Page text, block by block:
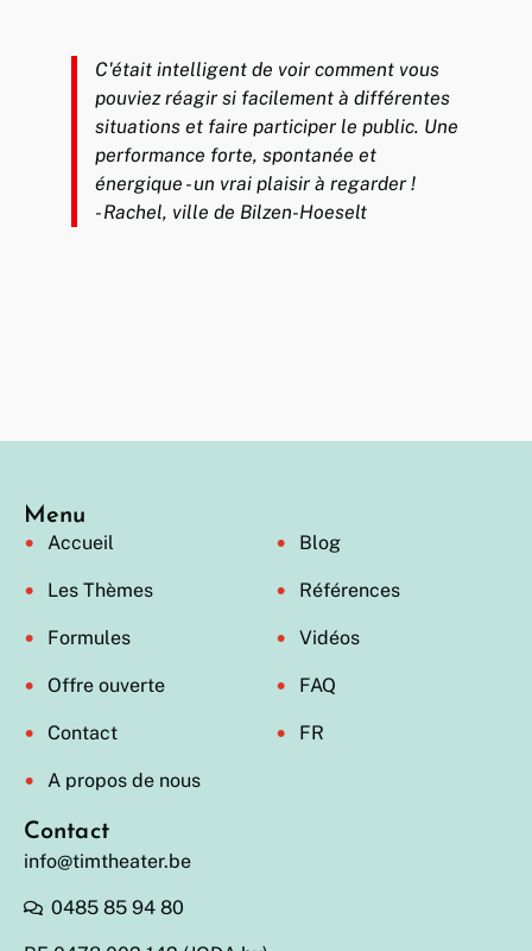
C'était intelligent de voir comment vous
pouviez réagir si facilement à différentes
situations et faire participer le public. Une
performance forte, spontanée et
énergique - un vrai plaisir à regarder !
- Rachel, ville de Bilzen-Hoeselt
Contact
info@timtheater.be
0485 85 94 80
Menu
Accueil
Les Thèmes
Formules
Offre ouverte
Contact
A propos de nous
Blog
Références
Vidéos
FAQ
FR